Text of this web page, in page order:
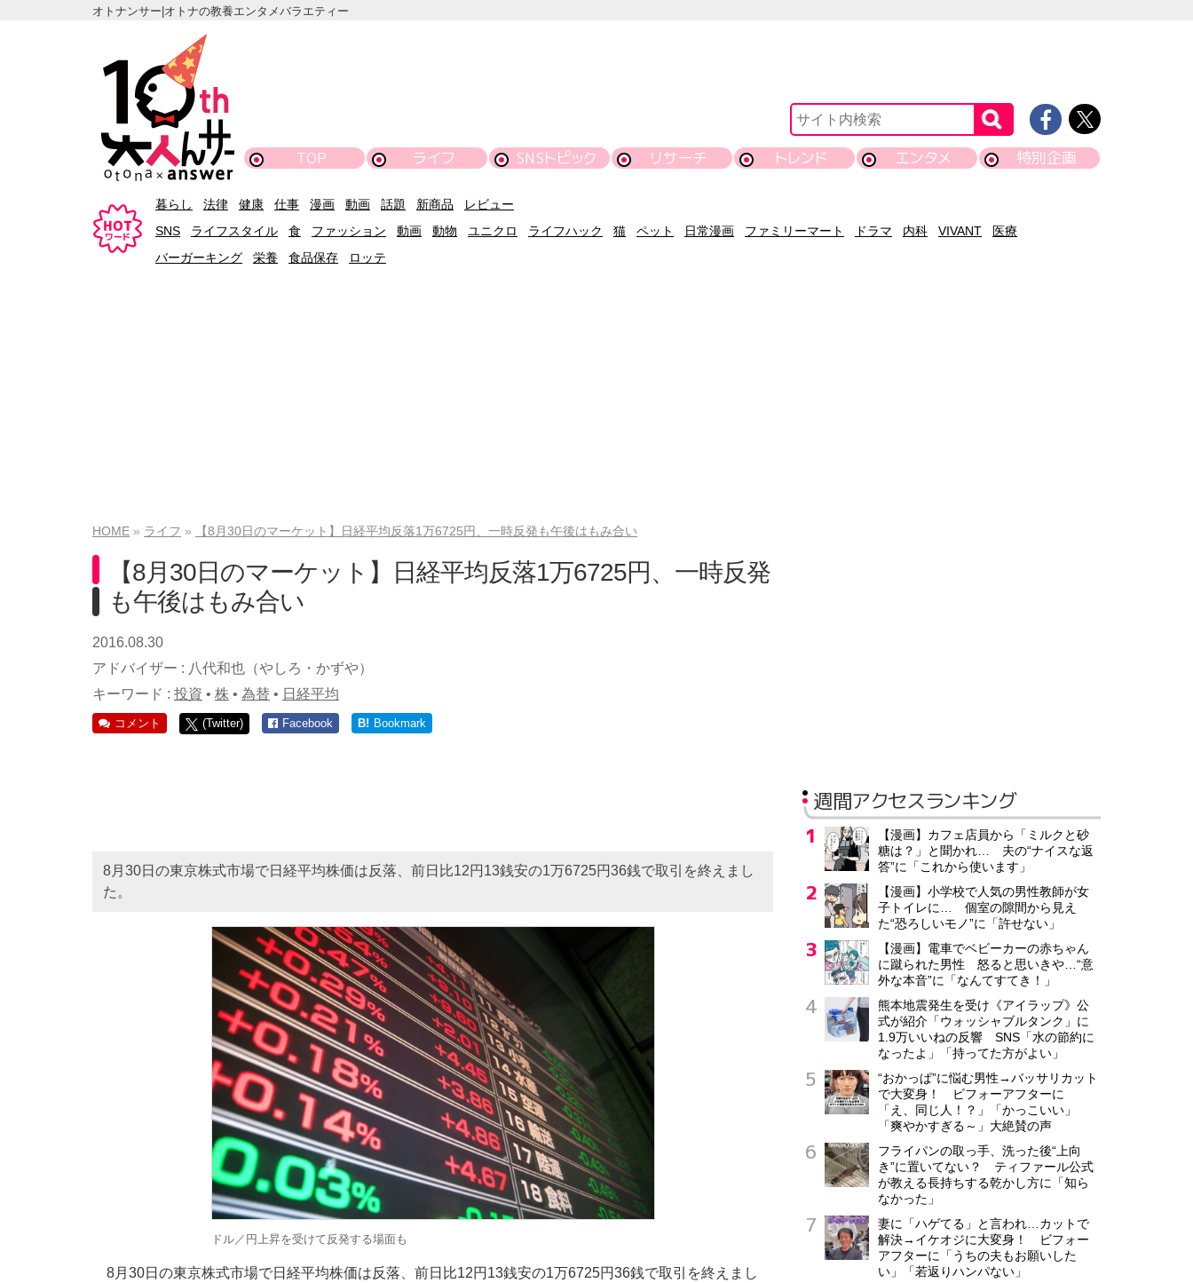
オトナンサー|オトナの教養エンタメバラエティー
TOP ライフ SNSトピック リサーチ トレンド エンタメ 特別企画
暮らし 法律 健康 仕事 漫画 動画 話題 新商品
レビュー
SNS
ライフスタイル 食 ファッション 動画 動物 ユニクロ ライフハック 猫 ペット 日常漫画 ファミリーマート ドラマ 内科 VIVANT
医療
バーガーキング
栄養 食品保存 ロッテ
HOME ライフ 【8月30日のマーケット】日経平均反落1万6725円、一時反発も午後はもみ合い
【8月30日のマーケット】日経平均反落1万6725円、一時反発
も午後はもみ合い
2016.08.30
アドバイザー : 八代和也（やしろ・かずや）
キーワード : 投資 • 株 • 為替 • 日経平均
コメント (Twitter) Facebook B! Bookmark
8月30日の東京株式市場で日経平均株価は反落、前日比12円13銭安の1万6725円36銭で取引を終えまし
た。
ドル／円上昇を受けて反発する場面も
8月30日の東京株式市場で日経平均株価は反落、前日比12円13銭安の1万6725円36銭で取引を終えまし
週間アクセスランキング
【漫画】カフェ店員から「ミルクと砂
糖は？」と聞かれ… 夫の“ナイスな返
答”に「これから使います」
【漫画】小学校で人気の男性教師が女
子トイレに… 個室の隙間から見え
た“恐ろしいモノ”に「許せない」
【漫画】電車でベビーカーの赤ちゃん
に蹴られた男性 怒ると思いきや…“意
外な本音”に「なんてすてき！」
熊本地震発生を受け《アイラップ》公
式が紹介「ウォッシャブルタンク」に
1.9万いいねの反響 SNS「水の節約に
なったよ」「持ってた方がよい」
“おかっぱ”に悩む男性→バッサリカット
で大変身！ ビフォーアフターに
「え、同じ人！？」「かっこいい」
「爽やかすぎる～」大絶賛の声
フライパンの取っ手、洗った後“上向
き”に置いてない？ ティファール公式
が教える長持ちする乾かし方に「知ら
なかった」
妻に「ハゲてる」と言われ…カットで
解決→イケオジに大変身！ ビフォー
アフターに「うちの夫もお願いした
い」「若返りハンパない」